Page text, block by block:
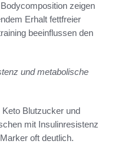
zeigen
Erhalt fettfreier
beeinflussen den
und metabolische
Blutzucker und
mit Insulinresistenz
oft deutlich.